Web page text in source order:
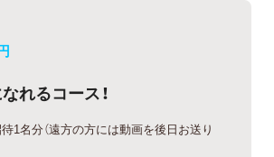
れるコース！
1名分（遠方の方には動画を後日お送り